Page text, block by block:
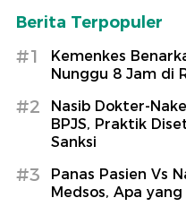
Berita Terpopuler
#1
Kemenkes
Nunggu 8 Jam di
#2
Nasib Dokter-
BPJS, Praktik
Sanksi
#3
Panas Pasien Vs
Medsos, Apa